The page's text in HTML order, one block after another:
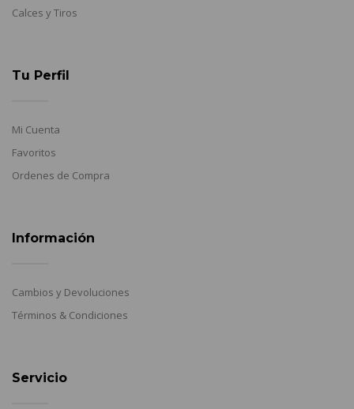
Calces y Tiros
Tu Perfil
Mi Cuenta
Favoritos
Ordenes de Compra
Información
Cambios y Devoluciones
Términos & Condiciones
Servicio